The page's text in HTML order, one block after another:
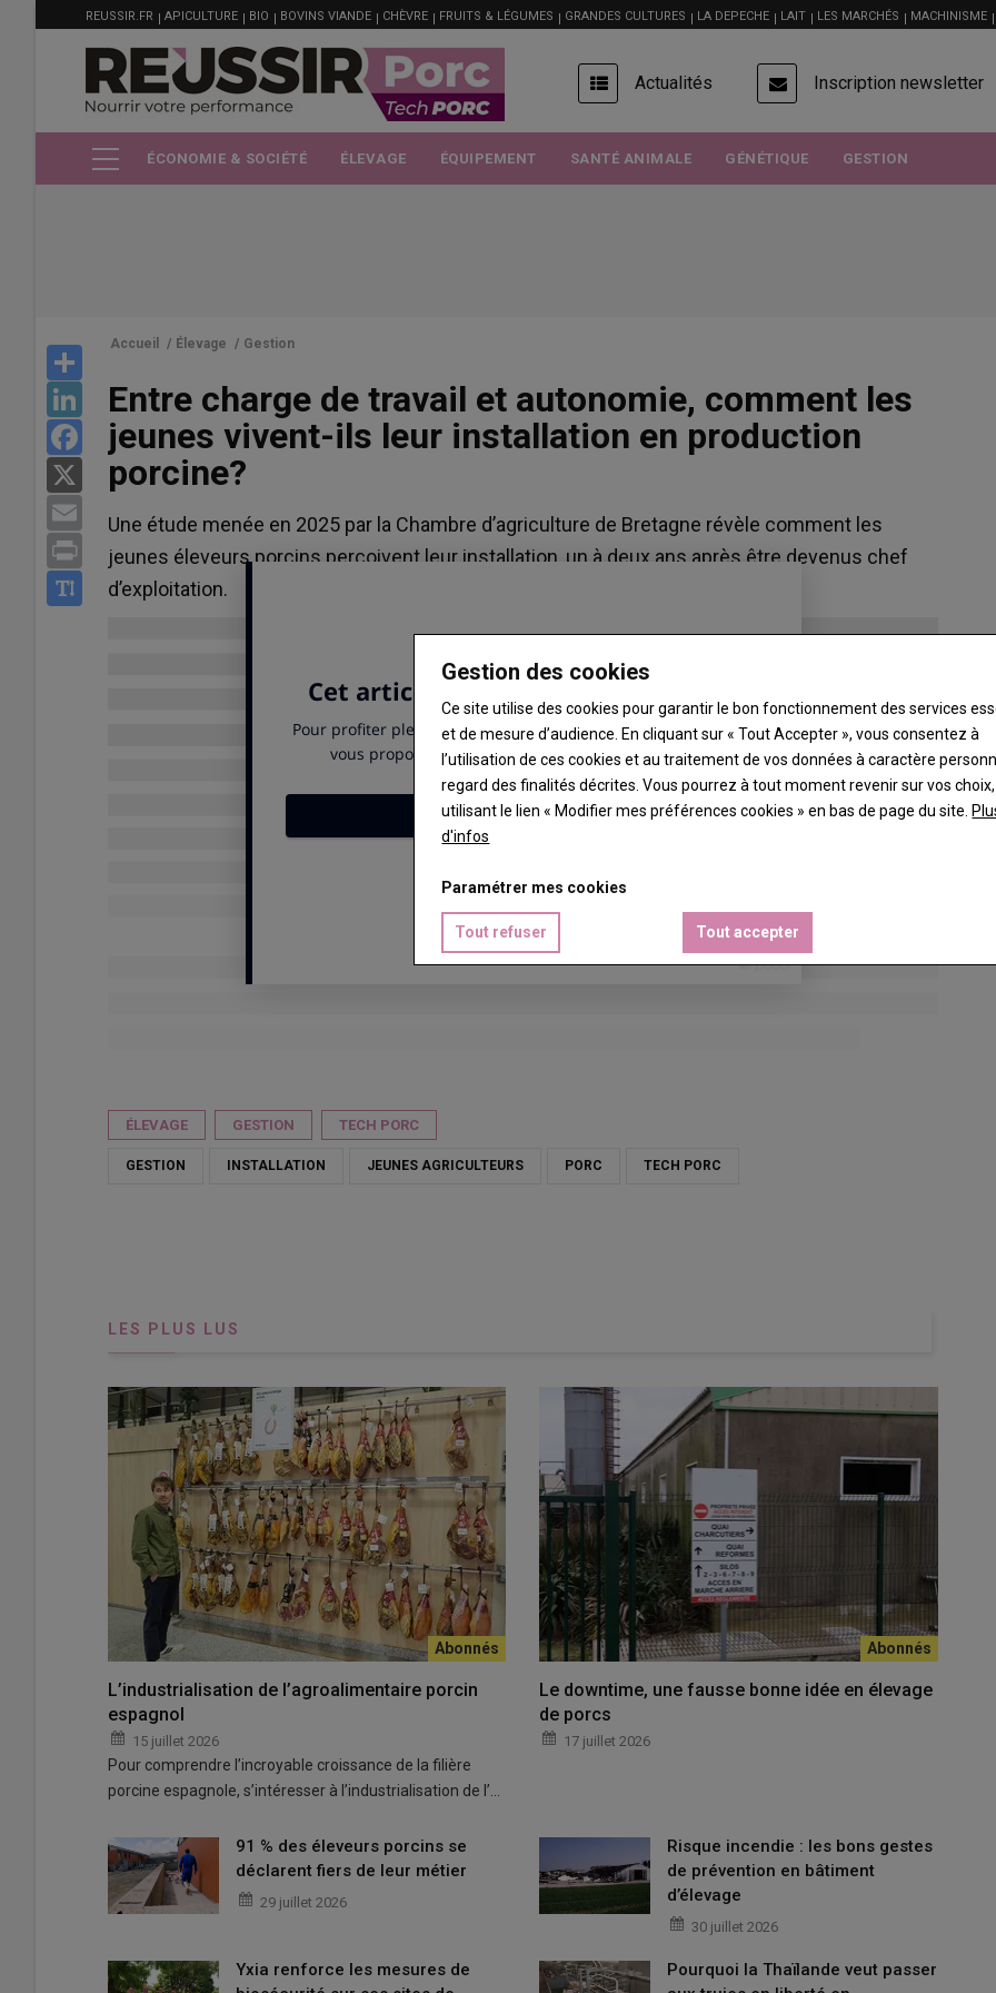
principal
MENU
FILIÈRE
REUSSIR.FR APICULTURE BIO BOVINS VIANDE CHÈVRE FRUITS & LÉGUMES GRANDES CULTURES LA DEPECHE LAIT LES MARCHÉS MACHINISME
USER
ACCOUNT
MENU
Actualités Inscription newsletter
ÉCONOMIE & SOCIÉTÉ ÉLEVAGE ÉQUIPEMENT SANTÉ ANIMALE GÉNÉTIQUE GESTION
LinkedIn
Facebook
Print
Accueil / Élevage / Gestion
Entre charge de travail et autonomie, comment les
jeunes vivent-ils leur installation en production
porcine?
Une étude menée en 2025 par la Chambre d’agriculture de Bretagne révèle comment les
jeunes éleveurs porcins perçoivent leur installation, un à deux ans après être devenus chef
d’exploitation.
Un bon relationnel entre le cédant et son repreneur est un pilier essentiel à la réussite d’une transmission.
© Chambre d'agriculture de Bretagne
Entre l’enthousiasme d’avoir franchi le pas et une conscience accrue des contraintes du métier, les retours des jeunes
éleveurs un ou deux ans après leur installation sont contrastés.
Lire aussihttps://www.reussir.fr/porc/installations-en-elevage-le-porc-attire-toujours-des-jeunes
ÉLEVAGE GESTION TECH PORC
GESTION INSTALLATION JEUNES AGRICULTEURS PORC TECH PORC
LES PLUS LUS
L’industrialisation de l’agroalimentaire porcin
espagnol
15 juillet 2026
Pour comprendre l’incroyable croissance de la filière
porcine espagnole, s’intéresser à l’industrialisation de l’…
Le downtime, une fausse bonne idée en élevage
de porcs
17 juillet 2026
91 % des éleveurs porcins se
déclarent fiers de leur métier
29 juillet 2026
Risque incendie : les bons gestes
de prévention en bâtiment
d’élevage
30 juillet 2026
Yxia renforce les mesures de
Pourquoi la Thaïlande veut passer
Gestion des cookies
Ce site utilise des cookies pour garantir le bon fonctionnement des services
et de mesure d’audience. En cliquant sur « Tout Accepter », vous consentez à
l’utilisation de ces cookies et au traitement de vos données à caractère
regard des finalités décrites. Vous pourrez à tout moment revenir sur vos
utilisant le lien « Modifier mes préférences cookies » en bas de page du site.
d'infos
Paramétrer mes cookies
Tout refuser Tout accepter